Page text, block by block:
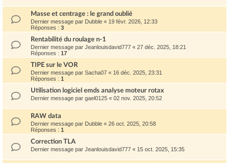
Masse et centrage : le grand oublié
Dernier message par Dubble « 19 févr. 2026, 12:33
Réponses : 3
Rentabilité du roulage n-1
Dernier message par Jeanlouisdavid777 « 27 déc. 2025, 18:21
Réponses : 17
TIPE sur le VOR
Dernier message par Sacha07 « 16 déc. 2025, 23:31
Réponses : 1
Utilisation logiciel emds analyse moteur rotax
Dernier message par gael0125 « 02 nov. 2025, 20:52
RAW data
Dernier message par Dubble « 26 oct. 2025, 20:58
Réponses : 1
Correction TLA
Dernier message par Jeanlouisdavid777 « 15 oct. 2025, 15:35